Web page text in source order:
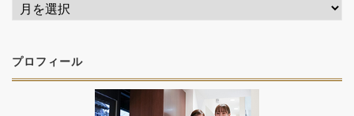
プロフィール